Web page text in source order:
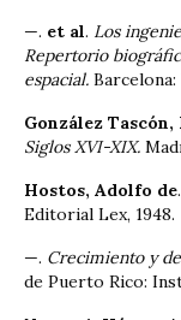
—. et al. Los
Repertorio
espacial. Barcelona:
González
Siglos XVI-XIX.
Hostos, Adolfo de.
Editorial Lex, 1948.
—. Crecimiento y
de Puerto Rico: